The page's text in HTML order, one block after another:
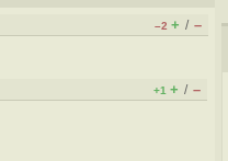
–2 + / –
+1 + / –